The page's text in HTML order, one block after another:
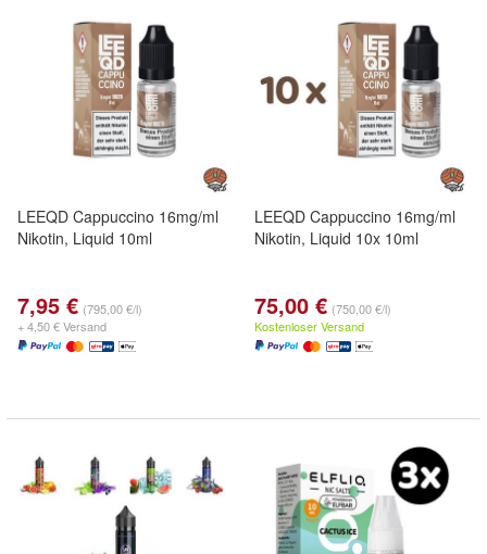
LEEQD Cappuccino 16mg/ml
Nikotin, Liquid 10ml
7,95 € (795,00 €/l)
+ 4,50 € Versand
LEEQD Cappuccino 16mg/ml
Nikotin, Liquid 10x 10ml
75,00 € (750,00 €/l)
Kostenloser Versand